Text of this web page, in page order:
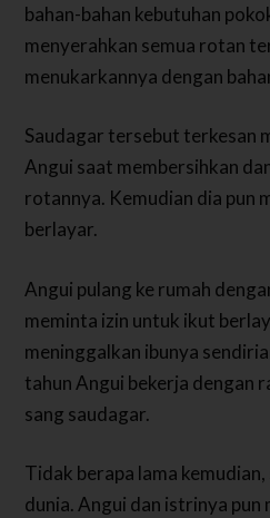
bahan-bahan kebutuhan
menyerahkan semua rotan
menukarkannya dengan
Saudagar tersebut terkesan
Angui saat membersihkan
rotannya. Kemudian dia pun
berlayar.
Angui pulang ke rumah
meminta izin untuk ikut
meninggalkan ibunya
tahun Angui bekerja dengan
sang saudagar.
Tidak berapa lama
dunia. Angui dan istrinya pun